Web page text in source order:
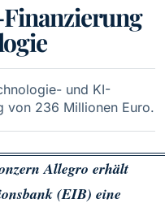
und KI-
von 236 Millionen Euro.
Allegro erhält
(EIB) eine